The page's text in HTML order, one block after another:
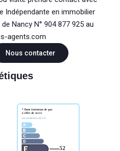
Indépendante en immobilier
Nancy N° 904 877 925 au
agents.com
Nous contacter